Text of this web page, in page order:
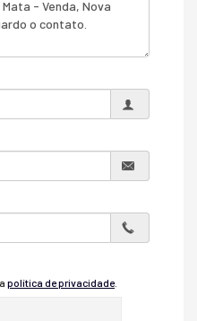
política de privacidade.